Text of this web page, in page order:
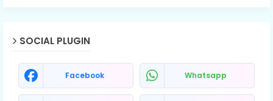
SOCIAL PLUGIN
Facebook Whatsapp